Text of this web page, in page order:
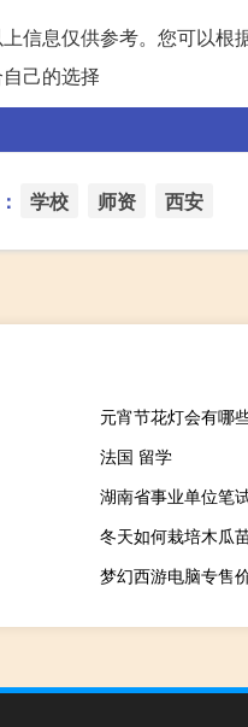
信息仅供参考。您可以
己的选择
学校 师资 西安
元宵节花灯会有哪
法国 留学
湖南省事业单位笔
冬天如何栽培木瓜
梦幻西游电脑专售